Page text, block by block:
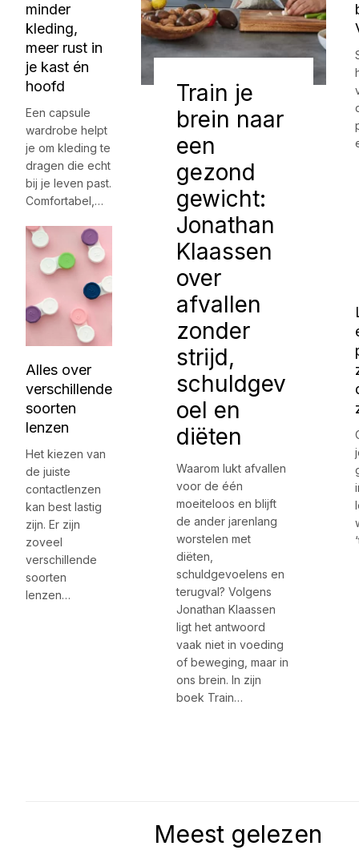
minder
kleding,
meer rust in
je kast én
hoofd
Een capsule
wardrobe helpt
je om kleding te
dragen die echt
bij je leven past.
Comfortabel,…
Alles over
verschillende
soorten
lenzen
Het kiezen van
de juiste
contactlenzen
kan best lastig
zijn. Er zijn
zoveel
verschillende
soorten
lenzen…
Train je
brein naar
een
gezond
gewicht:
Jonathan
Klaassen
over
afvallen
zonder
strijd,
schuldgev
oel en
diëten
Waarom lukt afvallen
voor de één
moeiteloos en blijft
de ander jarenlang
worstelen met
diëten,
schuldgevoelens en
terugval? Volgens
Jonathan Klaassen
ligt het antwoord
vaak niet in voeding
of beweging, maar in
ons brein. In zijn
boek Train…
Meest gelezen